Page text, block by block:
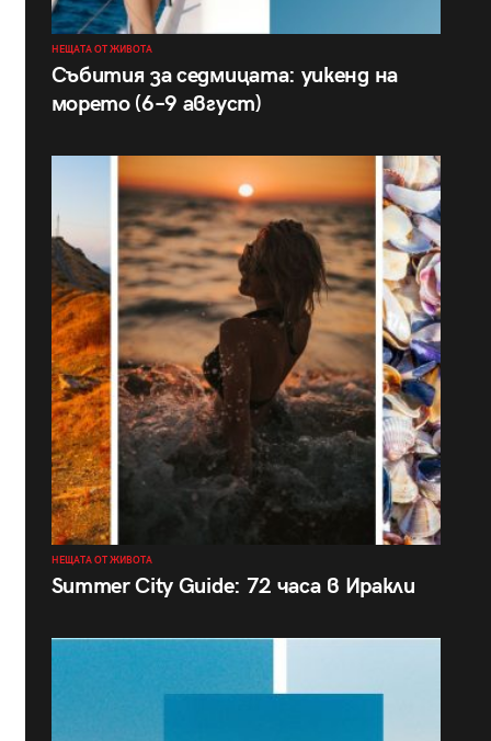
НЕЩАТА ОТ ЖИВОТА
Събития за седмицата: уикенд на
морето (6–9 август)
НЕЩАТА ОТ ЖИВОТА
Summer City Guide: 72 часа в Иракли